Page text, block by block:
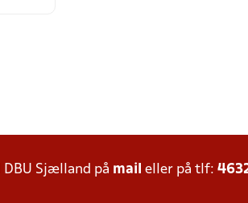
Sjælland på mail eller på tlf: